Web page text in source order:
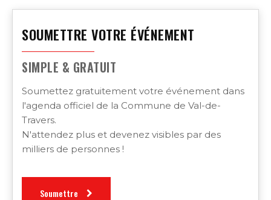
SOUMETTRE VOTRE ÉVÉNEMENT
SIMPLE & GRATUIT
Soumettez gratuitement votre événement dans
l'agenda officiel de la Commune de Val-de-
Travers.
N'attendez plus et devenez visibles par des
milliers de personnes !
Soumettre